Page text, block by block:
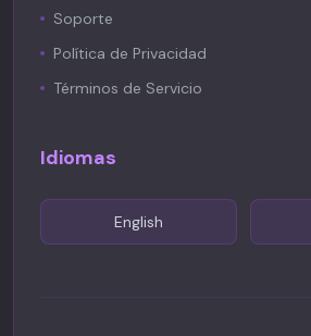
Soporte
Política de Privacidad
Términos de Servicio
Idiomas
English